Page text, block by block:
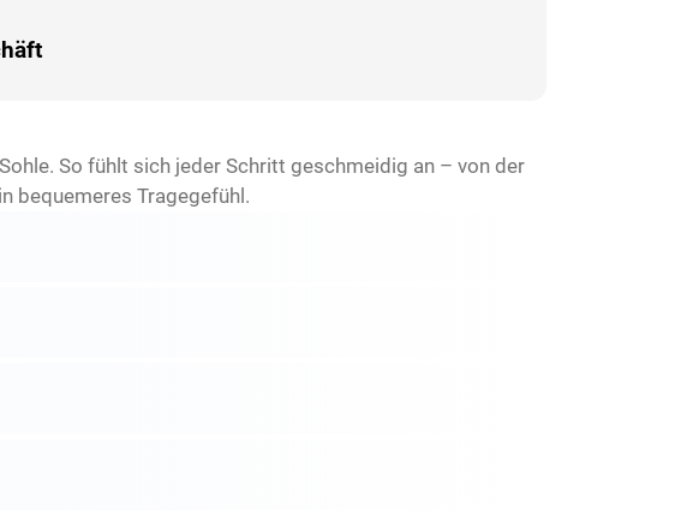
So fühlt sich jeder Schritt geschmeidig an – von der
bequemeres Tragegefühl.